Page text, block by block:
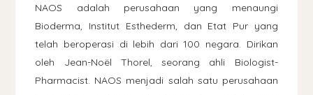
NAOS adalah perusahaan yang menaungi
Bioderma, Institut Esthederm, dan Etat Pur yang
telah beroperasi di lebih dari 100 negara. Dirikan
oleh Jean-Noël Thorel, seorang ahli Biologist-
Pharmacist. NAOS menjadi salah satu perusahaan